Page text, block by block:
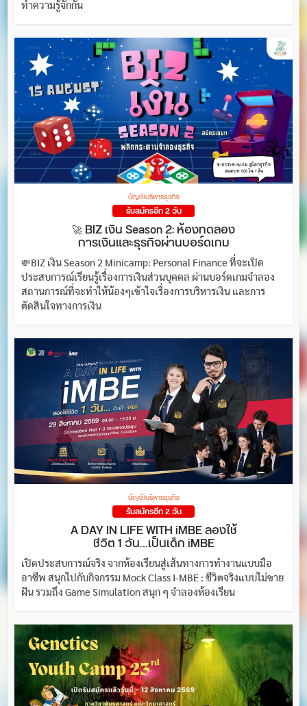
ทำความรู้จักกัน
บัญชี/บริหารธุรกิจ
รับสมัครอีก 2 วัน
🚀 BIZ เงิน Season 2: ห้องทดลอง
การเงินและธุรกิจผ่านบอร์ดเกม
💸BIZ เงิน Season 2 Minicamp: Personal Finance ที่จะเปิด
ประสบการณ์เรียนรู้เรื่องการเงินส่วนบุคคล ผ่านบอร์ดเกมจำลอง
สถานการณ์ที่จะทำให้น้องๆเข้าใจเรื่องการบริหารเงิน และการ
ตัดสินใจทางการเงิน
บัญชี/บริหารธุรกิจ
รับสมัครอีก 2 วัน
A DAY IN LIFE WITH iMBE ลองใช้
ชีวิต 1 วัน…เป็นเด็ก iMBE
เปิดประสบการณ์จริง จากห้องเรียนสู่เส้นทางการทำงานแบบมือ
อาชีพ สนุกไปกับกิจกรรม Mock Class I-MBE : ชีวิตจริงแบบไม่ขาย
ฝัน รวมถึง Game Simulation สนุก ๆ จำลองห้องเรียน